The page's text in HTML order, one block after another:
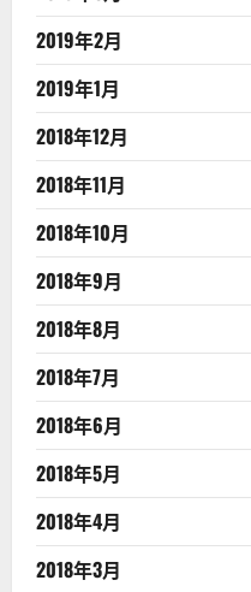
2019年2月
2019年1月
2018年12月
2018年11月
2018年10月
2018年9月
2018年8月
2018年7月
2018年6月
2018年5月
2018年4月
2018年3月